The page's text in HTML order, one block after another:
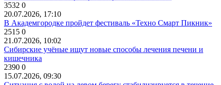
3532 0
20.07.2026, 17:10
В Академгородке пройдет фестиваль «Техно Смарт Пикник»
2515 0
21.07.2026, 10:02
Сибирские учёные ищут новые способы лечения печени и
кишечника
2390 0
15.07.2026, 09:30